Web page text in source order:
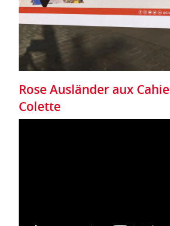
Rose Ausländer aux
Colette